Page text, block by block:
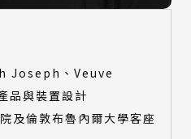
Joseph、Veuve
與裝置設計
及倫敦布魯內爾大學客座